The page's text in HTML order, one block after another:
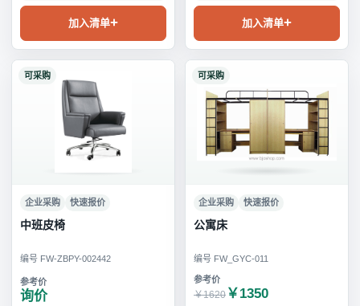
加入清单 加入清单
可采购
企业采购 快速报价
中班皮椅
编号 FW-ZBPY-002442
询价
可采购
企业采购 快速报价
公寓床
编号 FW_GYC-011
￥1620 ￥1350